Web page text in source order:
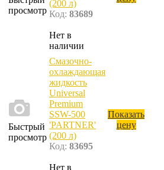
просмотр
(200 л)
Код: 83689
Нет в
наличии
Быстрый
просмотр
Смазочно-
охлаждающая
жидкость
Universal
Premium
SSW-500
'PARTNER'
(200 л)
Код: 83695
Нет в
Показать
цену